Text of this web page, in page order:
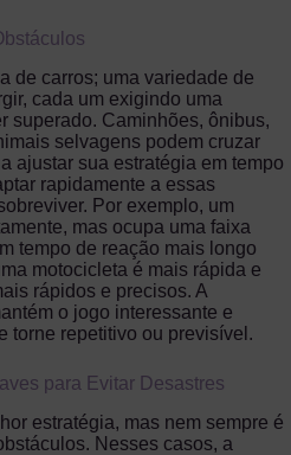
de carros; uma variedade de
cada um exigindo uma
superado. Caminhões, ônibus,
selvagens podem cruzar
ajustar sua estratégia em tempo
rapidamente a essas
Por exemplo, um
mas ocupa uma faixa
tempo de reação mais longo
motocicleta é mais rápida e
rápidos e precisos. A
o jogo interessante e
torne repetitivo ou previsível.
para Evitar Desastres
estratégia, mas nem sempre é
Nesses casos, a